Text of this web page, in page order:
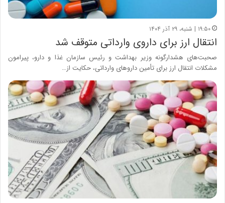
۱۹:۵۰ | شنبه، ۲۹ آذر ۱۴۰۴
انتقال ارز برای داروی وارداتی متوقف شد
صحبت‌های هشدارگونه وزیر بهداشت و رئیس سازمان غذا و دارو، پیرامون
مشکلات انتقال ارز برای تأمین داروهای وارداتی، حکایت از…